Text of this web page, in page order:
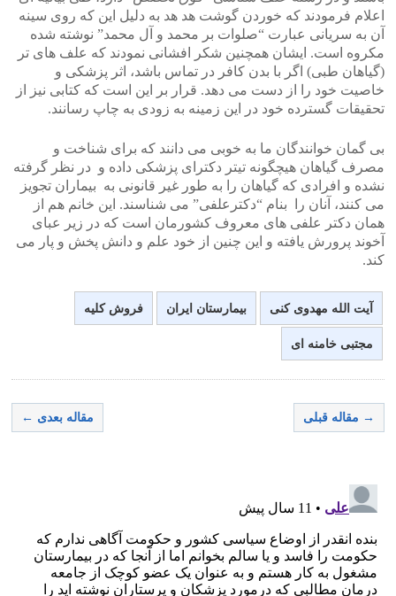
اعلام فرمودند که خوردن گوشت هد هد به دلیل این که روی سینه
آن به سریانی عبارت “صلوات بر محمد و آل محمد” نوشته شده
مکروه است. ایشان همچنین شکر افشانی نمودند که علف های تر
(گیاهان طبی) اگر با بدن کافر در تماس باشد، اثر پزشکی و
خاصیت خود را از دست می دهد. قرار بر این است که کتابی نیز از
تحقیقات گسترده خود در این زمینه به زودی به چاپ رسانند.
بی گمان خوانندگان ما به خوبی می دانند که برای شناخت و
مصرف گیاهان هیچگونه تیتر دکترای پزشکی داده و در نظر گرفته
نشده و افرادی که گیاهان را به طور غیر قانونی به بیماران تجویز
می کنند، آنان را بنام “دکترعلفی” می شناسند. این خانم هم از
همان دکتر علفی های معروف کشورمان است که در زیر عبای
آخوند پرورش یافته و این چنین از خود علم و دانش پخش و پار می
کند.
آیت الله مهدوی کنی بیمارستان ایران فروش کلیه
مجتبی خامنه ای
→ مقاله قبلی مقاله بعدی ←